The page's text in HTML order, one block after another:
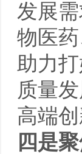
发展
物医
助力
质量
高端
四是